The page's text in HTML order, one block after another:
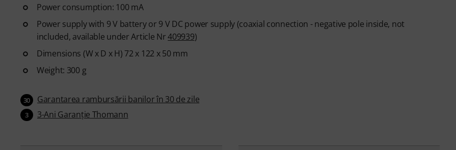
Power consumption: 100 mA
Power supply with 9 V battery or 9 V DC power supply (coaxial connection - negative pole inside, not
included, available under Article Nr409939)
Dimensions (W x D x H) 72 x 122 x 50 mm
Weight: 300 g
30 Garantarea rambursării banilor în 30 de zile
3 3-Ani Garanţie Thomann